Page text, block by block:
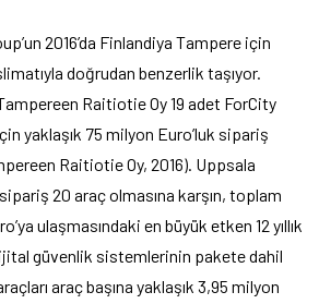
2016’da Finlandiya Tampere için
doğrudan benzerlik taşıyor.
Raitiotie Oy 19 adet ForCity
yaklaşık 75 milyon Euro’luk sipariş
Raitiotie Oy, 2016). Uppsala
20 araç olmasına karşın, toplam
ulaşmasındaki en büyük etken 12 yıllık
güvenlik sistemlerinin pakete dahil
araç başına yaklaşık 3,95 milyon